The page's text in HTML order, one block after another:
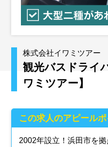
株式会社イワミツアー
観光バスドライ
ワミツアー】
この求人のアピールポ
2002年設立！浜田市を